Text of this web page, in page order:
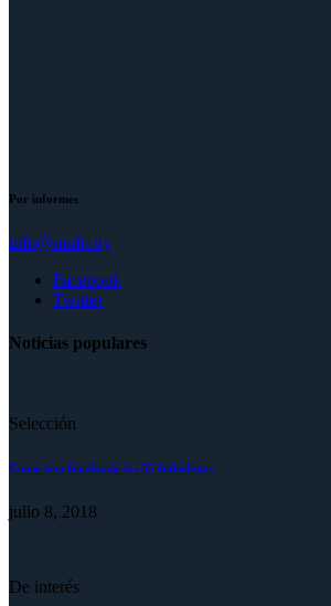
Por informes
info@mufp.uy
Facebook
Twitter
Noticias populares
Selección
Como han finalizado los 55 futbolistas
julio 8, 2018
De interés